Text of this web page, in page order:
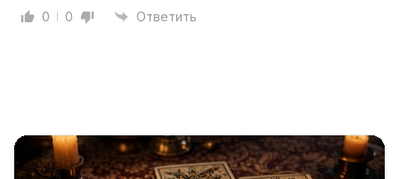
0 0 Ответить